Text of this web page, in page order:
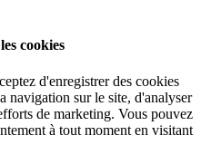
cookies
d'enregistrer des cookies
navigation sur le site, d'analyser
de marketing. Vous pouvez
à tout moment en visitant